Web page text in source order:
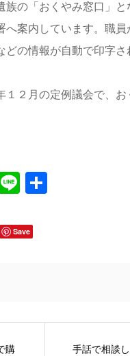
の「おくやみ窓口」
案内しています。職
の情報が自動で印字さ
２月の定例議会で、お
Line
Save
購
手話で相談